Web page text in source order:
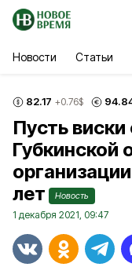
Новости Статьи
82.17 +0.76$
Пусть
Губкинской
лет
Новость
1 декабря 2021, 09:47